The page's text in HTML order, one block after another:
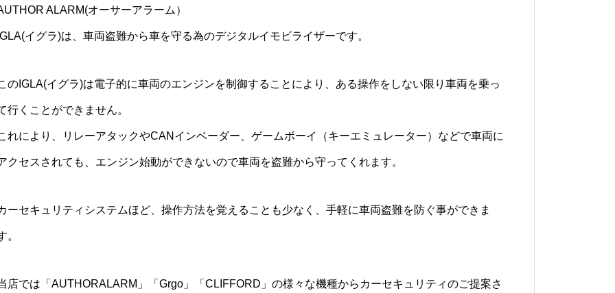
ALARM(オーサーアラーム）
イグラ)は、車両盗難から車を守る為のデジタルイモビライザーです。
のIGLA(イグラ)は電子的に車両のエンジンを制御することにより、ある操作をしない限り車両を乗っ
行くことができません。
れにより、リレーアタックやCANインベーダー、ゲームボーイ（キーエミュレーター）などで車両に
クセスされても、エンジン始動ができないので車両を盗難から守ってくれます。
ーセキュリティシステムほど、操作方法を覚えることも少なく、手軽に車両盗難を防ぐ事ができま
。
店では「AUTHORALARM」「Grgo」「CLIFFORD」の様々な機種からカーセキュリティのご提案さ